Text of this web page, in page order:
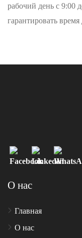
рабочий день с
гарантировать время
О нас
Главная
О нас